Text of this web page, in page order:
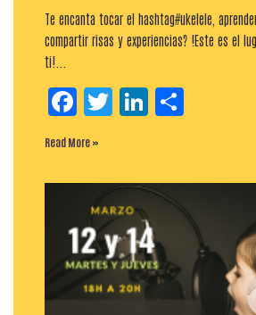
Te encanta tocar el hashtag#ukelele,
compartir risas y experiencias? !Este es el
ti!...
Facebook
TwitterLinkedIn
Read More »